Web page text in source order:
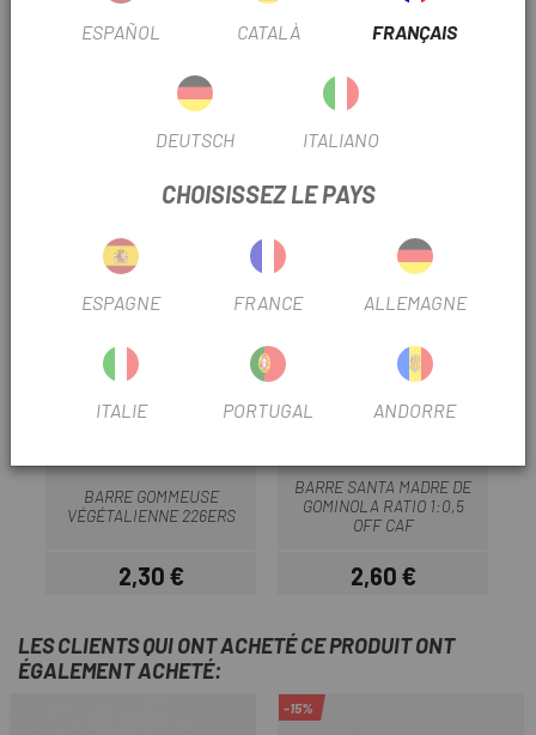
Sans colorants ni conservateurs (selon la réglementation
en vigueur)
TRUSTED SHOPS REVIEWS
PRODUITS SIMILAIRES
BARRE GOMMEUSE
VÉGÉTALIENNE 226ERS
Prix
2,30 €
BARRE SANTA MADRE DE
GOMINOLA RATIO 1:0,5
OFF CAF
Prix
2,60 €
LES CLIENTS QUI ONT ACHETÉ CE PRODUIT ONT
ÉGALEMENT ACHETÉ:
-15%
ESPAÑOL CATALÀ FRANÇAIS
DEUTSCH ITALIANO
CHOISISSEZ LE PAYS
ESPAGNE FRANCE ALLEMAGNE
ITALIE PORTUGAL ANDORRE